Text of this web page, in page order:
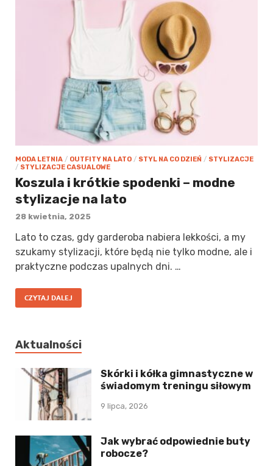
MODA LETNIA / OUTFITY NA LATO / STYL NA CO DZIEŃ / STYLIZACJE
/ STYLIZACJE CASUALOWE
Koszula i krótkie spodenki – modne
stylizacje na lato
28 kwietnia, 2025
Lato to czas, gdy garderoba nabiera lekkości, a my
szukamy stylizacji, które będą nie tylko modne, ale i
praktyczne podczas upalnych dni. …
CZYTAJ DALEJ
Aktualności
Skórki i kółka gimnastyczne w
świadomym treningu siłowym
9 lipca, 2026
Jak wybrać odpowiednie buty
robocze?